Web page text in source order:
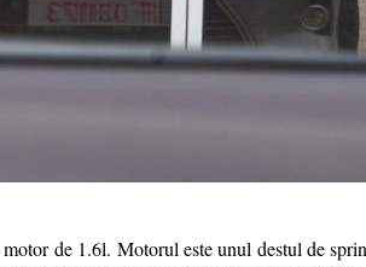
de 1.6l. Motorul este unul destul de